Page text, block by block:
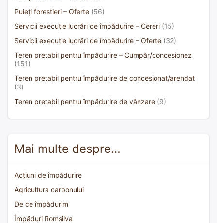
Puieți forestieri – Oferte (56)
Servicii execuție lucrări de împădurire – Cereri (15)
Servicii execuție lucrări de împădurire – Oferte (32)
Teren pretabil pentru împădurire – Cumpăr/concesionez
(151)
Teren pretabil pentru împădurire de concesionat/arendat
(3)
Teren pretabil pentru împădurire de vânzare (9)
Mai multe despre…
Acțiuni de împădurire
Agricultura carbonului
De ce împădurim
Împăduri Romsilva